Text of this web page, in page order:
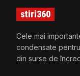
stiri360
Cele mai
condensate
din surse de